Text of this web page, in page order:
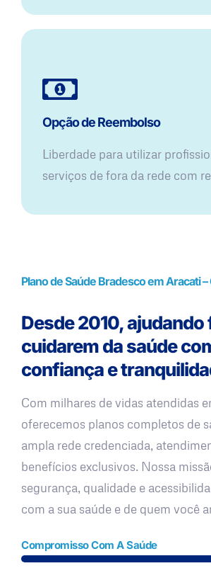
Opção de Reembolso
Liberdade para utilizar
serviços de fora da rede com
Plano de Saúde Bradesco em Aracati –
Desde 2010, ajudando
cuidarem da saúde
confiança e
Com milhares de vidas atendidas
oferecemos planos completos de
ampla rede credenciada,
benefícios exclusivos. Nossa
segurança, qualidade e
com a sua saúde e de quem você
Compromisso Com A Saúde